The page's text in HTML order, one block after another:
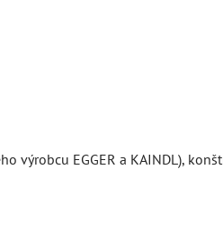
výrobcu EGGER a KAINDL),